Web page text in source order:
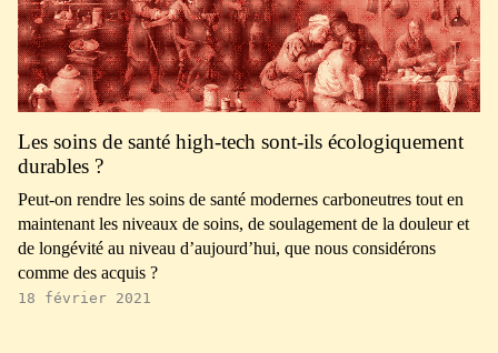
Les soins de santé high-tech sont-ils écologiquement
durables ?
Peut-on rendre les soins de santé modernes carboneutres tout en
maintenant les niveaux de soins, de soulagement de la douleur et
de longévité au niveau d’aujourd’hui, que nous considérons
comme des acquis ?
18 février 2021